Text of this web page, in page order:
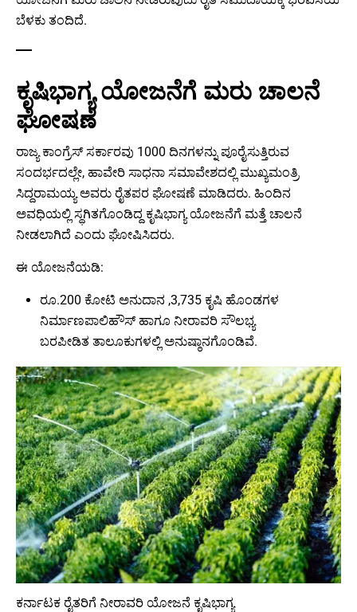
ಬೆಳಕು ತಂದಿದೆ.
ಕೃಷಿಭಾಗ್ಯ ಯೋಜನೆಗೆ ಮರು ಚಾಲನೆ
ಘೋಷಣೆ
ರಾಜ್ಯ ಕಾಂಗ್ರೆಸ್ ಸರ್ಕಾರವು 1000 ದಿನಗಳನ್ನು ಪೂರೈಸುತ್ತಿರುವ
ಸಂದರ್ಭದಲ್ಲೇ, ಹಾವೇರಿ ಸಾಧನಾ ಸಮಾವೇಶದಲ್ಲಿ ಮುಖ್ಯಮಂತ್ರಿ
ಸಿದ್ದರಾಮಯ್ಯ ಅವರು ರೈತಪರ ಘೋಷಣೆ ಮಾಡಿದರು. ಹಿಂದಿನ
ಅವಧಿಯಲ್ಲಿ ಸ್ಥಗಿತಗೊಂಡಿದ್ದ ಕೃಷಿಭಾಗ್ಯ ಯೋಜನೆಗೆ ಮತ್ತೆ ಚಾಲನೆ
ನೀಡಲಾಗಿದೆ ಎಂದು ಘೋಷಿಸಿದರು.
ಈ ಯೋಜನೆಯಡಿ:
ರೂ.200 ಕೋಟಿ ಅನುದಾನ ,3,735 ಕೃಷಿ ಹೊಂಡಗಳ
ನಿರ್ಮಾಣಪಾಲಿಹೌಸ್ ಹಾಗೂ ನೀರಾವರಿ ಸೌಲಭ್ಯ
ಬರಪೀಡಿತ ತಾಲೂಕುಗಳಲ್ಲಿ ಅನುಷ್ಠಾನಗೊಂಡಿವೆ.
ಕರ್ನಾಟಕ ರೈತರಿಗೆ ನೀರಾವರಿ ಯೋಜನೆ ಕೃಷಿಭಾಗ್ಯ